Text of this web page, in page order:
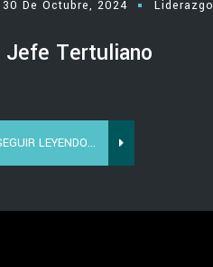
30 De Octubre, 2024 Liderazgo
Jefe Tertuliano
LEYENDO...